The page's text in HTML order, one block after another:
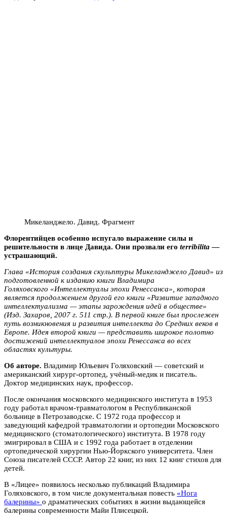
Микеланджело. Давид. Фрагмент
Флорентийцев особенно испугало выражение силы и
решительности в лице Давида. Они прозвали его terribilita —
устрашающий.
Глава «История создания скульптуры Микеланджело Давид» из
подготовленной к изданию книги Владимира
Голяховского «Интеллектуалы эпохи Ренессанса» которая
является продолжением другой его книги «Развитие западного
интеллектуализма — этапы зарождения идей в обществе»
(Изд. Захаров, 2007 г. 511 стр.). В первой книге был прослежен
путь возникновения и развития интеллекта до Средних веков в
Европе. Идея второй книги — представить широкое полотно
достижений интеллектуалов эпохи Ренессанса во всех
областях культуры.
Об авторе. Владимир Юльевич Голяховский — советский и
американский хирург-ортопед, учёный-медик и писатель.
Доктор медицинских наук, профессор.
После окончания московского медицинского института в 1953
году работал врачом-травматологом в Республиканской
больнице в Петрозаводске. С 1972 года профессор и
заведующий кафедрой травматологии и ортопедии Московского
медицинского (стоматологического) института. В 1978 году
эмигрировал в США и с 1992 года работает в отделении
ортопедической хирургии Нью-Йоркского университета. Член
Союза писателей СССР. Автор 22 книг, из них 12 книг стихов для
детей.
В «Лицее» появилось несколько публикаций Владимира
Голяховского, в том числе документальная повесть «Нога
балерины» о драматических событиях в жизни выдающейся
балерины современности Майи Плисецкой.